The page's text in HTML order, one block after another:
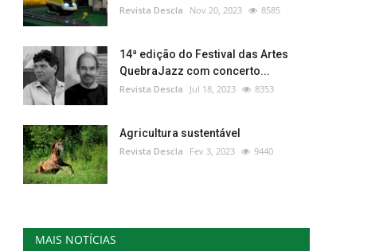
Revista Descla Nov 20, 2023 8585
14ª edição do Festival das Artes
QuebraJazz com concerto...
Revista Descla Jul 18, 2023 8353
Agricultura sustentável
Revista Descla Fev 3, 2023 9440
MAIS NOTÍCIAS